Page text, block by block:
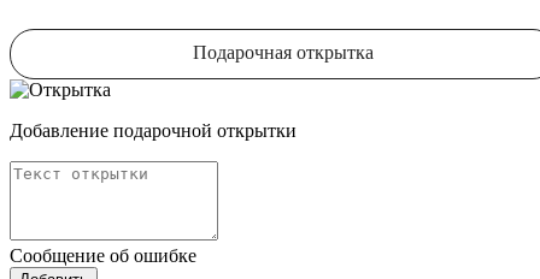
Подарочная открытка
Добавление подарочной открытки
Сообщение об ошибке